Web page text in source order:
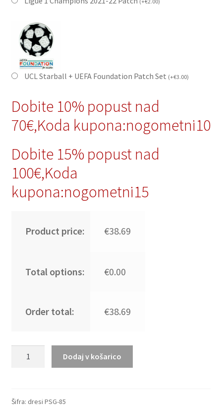
UCL Starball + UEFA Foundation Patch Set (+€3.00)
Dobite 10% popust nad
70€,Koda kupona:nogometni10
Dobite 15% popust nad
100€,Koda
kupona:nogometni15
Product price: €38.69
Total options: €0.00
Order total: €38.69
za
Dodaj v košarico
Šifra: dresi PSG-85